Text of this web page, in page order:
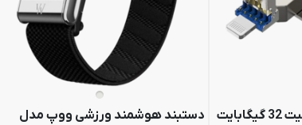
فلش مموری Wiwu ظرفیت 32 گیگابایت
دستبند هوشمند ورزشی ووپ مدل